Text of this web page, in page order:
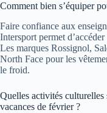
Comment bien s’équiper
Faire confiance aux
Intersport permet
Les marques Rossignol,
North Face pour les
le froid.
Quelles activités culturelles
vacances de février ?